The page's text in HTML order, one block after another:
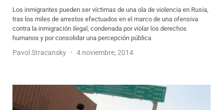
Los inmigrantes pueden ser víctimas de una ola de violencia en Rusia,
tras los miles de arrestos efectuados en el marco de una ofensiva
contra la inmigración ilegal, condenada por violar los derechos
humanos y por consolidar una percepción pública
Pavol Stracansky 4 noviembre, 2014